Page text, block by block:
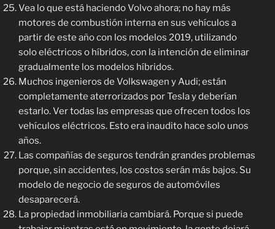
Vea lo que está haciendo Volvo ahora; no hay más
motores de combustión interna en sus vehículos a
partir de este año con los modelos 2019, utilizando
solo eléctricos o híbridos, con la intención de eliminar
gradualmente los modelos híbridos.
Muchos ingenieros de Volkswagen y Audi; están
completamente aterrorizados por Tesla y deberían
estarlo. Ver todas las empresas que ofrecen todos los
vehículos eléctricos. Esto era inaudito hace solo unos
años.
Las compañías de seguros tendrán grandes problemas
porque, sin accidentes, los costos serán más bajos. Su
modelo de negocio de seguros de automóviles
desaparecerá.
La propiedad inmobiliaria cambiará. Porque si puede